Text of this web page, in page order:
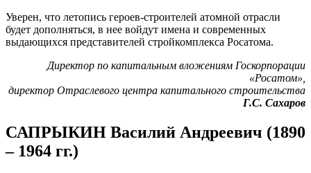
Уверен, что летопись героев-строителей атомной отрасли
будет дополняться, в нее войдут имена и современных
выдающихся представителей стройкомплекса Росатома.
Директор по капитальным вложениям Госкорпорации
«Росатом»,
директор Отраслевого центра капитального строительства
Г.С. Сахаров
САПРЫКИН Василий Андреевич (1890
– 1964 гг.)